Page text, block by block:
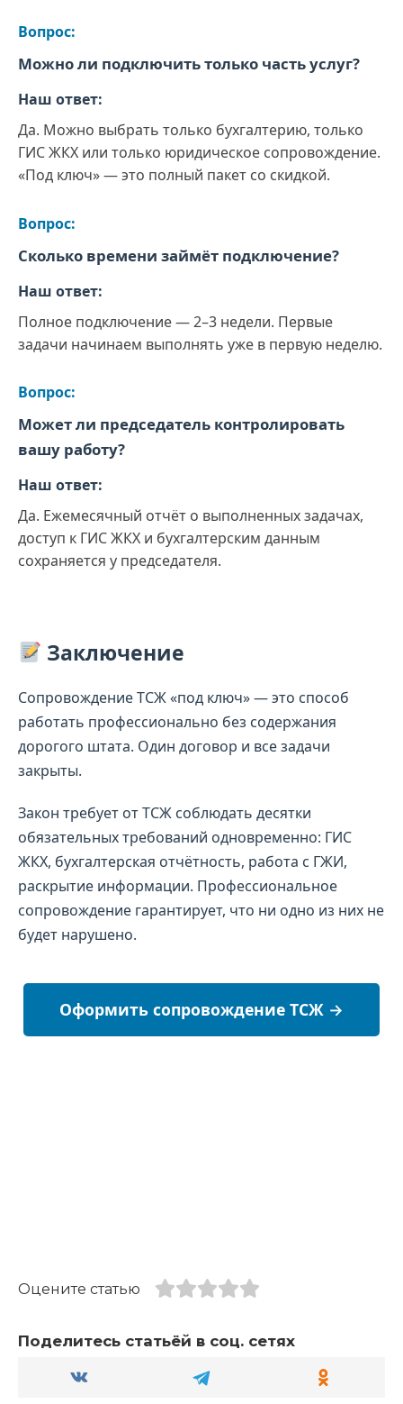
Вопрос:
Можно ли подключить только часть услуг?
Наш ответ:
Да. Можно выбрать только бухгалтерию, только
ГИС ЖКХ или только юридическое сопровождение.
«Под ключ» — это полный пакет со скидкой.
Вопрос:
Сколько времени займёт подключение?
Наш ответ:
Полное подключение — 2–3 недели. Первые
задачи начинаем выполнять уже в первую неделю.
Вопрос:
Может ли председатель контролировать
вашу работу?
Наш ответ:
Да. Ежемесячный отчёт о выполненных задачах,
доступ к ГИС ЖКХ и бухгалтерским данным
сохраняется у председателя.
Заключение
Сопровождение ТСЖ «под ключ» — это способ
работать профессионально без содержания
дорогого штата. Один договор и все задачи
закрыты.
Закон требует от ТСЖ соблюдать десятки
обязательных требований одновременно: ГИС
ЖКХ, бухгалтерская отчётность, работа с ГЖИ,
раскрытие информации. Профессиональное
сопровождение гарантирует, что ни одно из них не
будет нарушено.
Оформить сопровождение ТСЖ →
Оцените статью
Поделитесь статьёй в соц. сетях